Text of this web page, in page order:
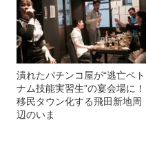
潰れたパチンコ屋が“逃亡ベト
ナム技能実習生”の宴会場に！
移民タウン化する飛田新地周
辺のいま